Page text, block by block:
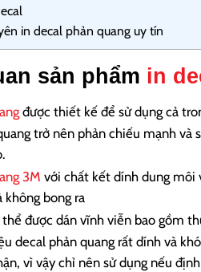
in decal phản quang uy tín
sản phẩm in
được thiết kế để sử dụng cả
trở nên phản chiếu mạnh
3M với chất kết dính dung môi
không bong ra
được dán vĩnh viễn bao gồm
decal phản quang rất dính và
vì vậy chỉ nên sử dụng nếu